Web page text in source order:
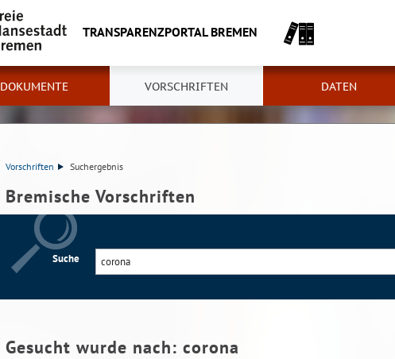
TRANSPARENZPORTAL BREMEN
DOKUMENTE VORSCHRIFTEN DATEN
Vorschriften Suchergebnis
Bremische Vorschriften
Suche
Gesucht wurde nach: corona